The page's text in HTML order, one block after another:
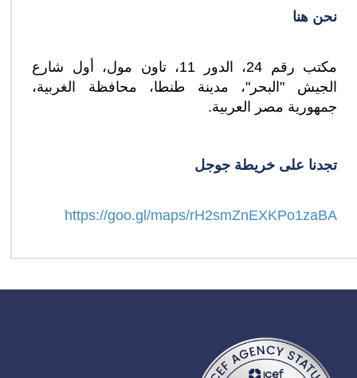
نحن هنا
مكتب رقم 24، الدور 11، تاون مول، أول شارع
الجيش "البحر"، مدينة طنطا، محافظة الغربية،
جمهورية مصر العربية.
تجدنا على خريطة جوجل
https://goo.gl/maps/rH2smZnEXKPo1zaBA